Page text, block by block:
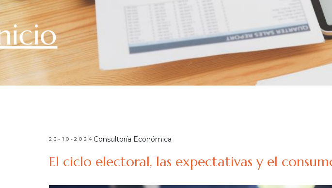
23-10-2024 Consultoría Económica
El ciclo electoral, las expectativas y el